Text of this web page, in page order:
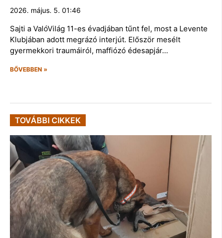
2026. május. 5. 01:46
Sajti a ValóVilág 11-es évadjában tűnt fel, most a Levente
Klubjában adott megrázó interjút. Először mesélt
gyermekkori traumáiról, maffiózó édesapjár…
BŐVEBBEN »
TOVÁBBI CIKKEK